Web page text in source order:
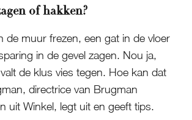
of hakken?
de muur frezen, een gat in de vloer
in de gevel zagen. Nou ja,
valt de klus vies tegen. Hoe kan dat
directrice van Brugman
uit Winkel, legt uit en geeft tips.